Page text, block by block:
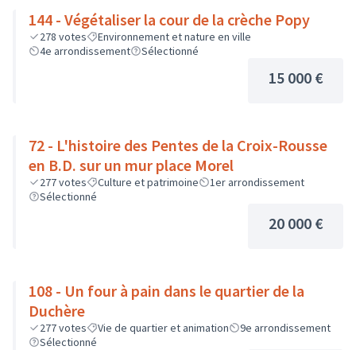
144 - Végétaliser la cour de la crèche Popy
278 votes
Environnement et nature en ville
4e arrondissement
Sélectionné
15 000 €
72 - L'histoire des Pentes de la Croix-Rousse
en B.D. sur un mur place Morel
277votes Culture et patrimoine
1er arrondissement
Sélectionné
20 000 €
108 - Un four à pain dans le quartier de la
Duchère
277votes Vie de quartier et animation
9e arrondissement
Sélectionné